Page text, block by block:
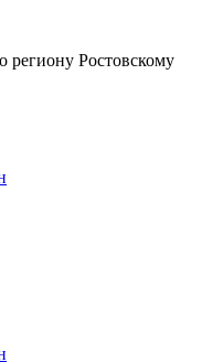
региону Ростовскому